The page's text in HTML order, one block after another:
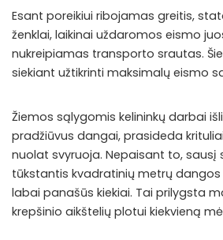
Esant poreikiui ribojamas greitis,
ženklai, laikinai uždaromos eismo
nukreipiamas transporto srautas.
siekiant užtikrinti maksimalų eismo
Žiemos sąlygomis kelininkų darbai
pradžiūvus dangai, prasideda
nuolat svyruoja. Nepaisant to, sausį
tūkstantis kvadratinių metrų
labai panašūs kiekiai. Tai prilygsta
krepšinio aikštelių plotui kiekvieną